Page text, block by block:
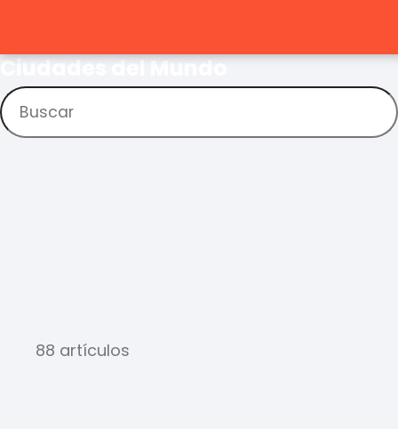
Ciudades del Mundo
88 artículos